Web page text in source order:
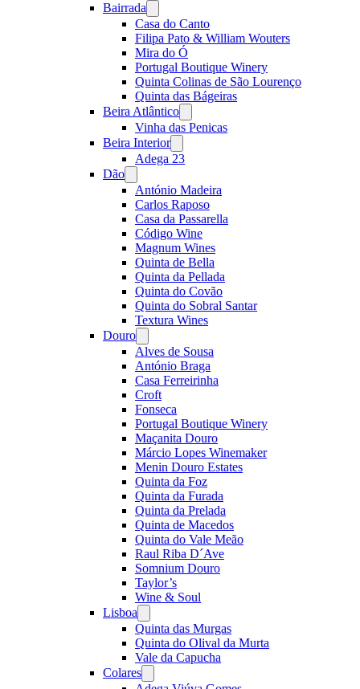
Bairrada
menu
Casa do Canto
Filipa Pato & William Wouters
Mira do Ó
Portugal Boutique Winery
Quinta Colinas de São Lourenço
Quinta das Bágeiras
Beira Atlântico
menu
Vinha das Penicas
Beira Interior
menu
Adega 23
Dão
menu
António Madeira
Carlos Raposo
Casa da Passarella
Código Wine
Magnum Wines
Quinta de Bella
Quinta da Pellada
Quinta do Covão
Quinta do Sobral Santar
Textura Wines
Douro
menu
Alves de Sousa
António Braga
Casa Ferreirinha
Croft
Fonseca
Portugal Boutique Winery
Maçanita Douro
Márcio Lopes Winemaker
Menin Douro Estates
Quinta da Foz
Quinta da Furada
Quinta da Prelada
Quinta de Macedos
Quinta do Vale Meão
Raul Riba D´Ave
Somnium Douro
Taylor’s
Wine & Soul
Lisboa
menu
Quinta das Murgas
Quinta do Olival da Murta
Vale da Capucha
Colares
menu